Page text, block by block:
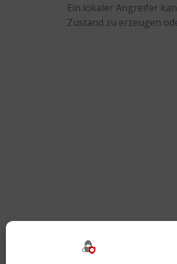
Ein lokaler Angreifer
Zustand zu erzeugen